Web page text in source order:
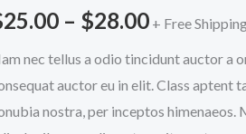
25.00 – $28.00-
$28.00
+ Free
nec tellus a odio tincidunt auctor a
auctor eu in elit. Class aptent
nostra, per inceptos himenaeos.